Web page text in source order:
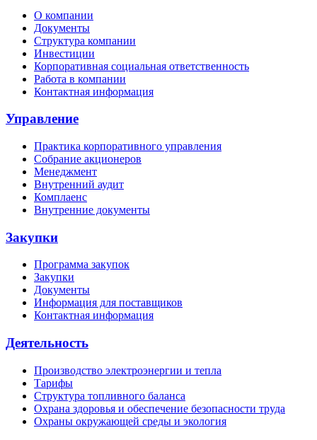
О компании
Документы
Структура компании
Инвестиции
Корпоративная социальная ответственность
Работа в компании
Контактная информация
Управление
Практика корпоративного управления
Собрание акционеров
Менеджмент
Внутренний аудит
Комплаенс
Внутренние документы
Закупки
Программа закупок
Закупки
Документы
Информация для поставщиков
Контактная информация
Деятельность
Производство электроэнергии и тепла
Тарифы
Структура топливного баланса
Охрана здоровья и обеспечение безопасности труда
Охраны окружающей среды и экология